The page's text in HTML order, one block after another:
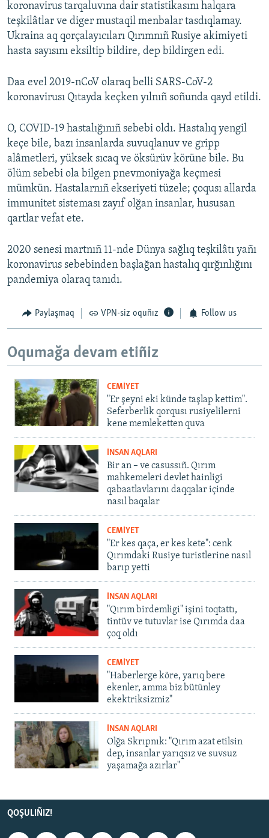
koronavirus tarqaluvına dair statistikasını halqara
teşkilâtlar ve diger mustaqil menbalar tasdıqlamay.
Ukraina aq qorçalayıcıları Qırımnıñ Rusiye akimiyeti
hasta sayısını eksiltip bildire, dep bildirgen edi.
Daa evel 2019-nCoV olaraq belli SARS-CoV-2
koronavirusı Qıtayda keçken yılnıñ soñunda qayd etildi.
O, COVID-19 hastalığınıñ sebebi oldı. Hastalıq yengil
keçe bile, bazı insanlarda suvuqlanuv ve gripp
alâmetleri, yüksek sıcaq ve öksürüv körüne bile. Bu
ölüm sebebi ola bilgen pnevmoniyağa keçmesi
mümkün. Hastalarnıñ ekseriyeti tüzele; çoqusı allarda
immunitet sisteması zayıf olğan insanlar, hususan
qartlar vefat ete.
2020 senesi martnıñ 11-nde Dünya sağlıq teşkilâtı yañı
koronavirus sebebinden başlağan hastalıq qırğınlığını
pandemiya olaraq tanıdı.
Paylaşmaq VPN-siz oquñız Follow us
Oqumağa devam etiñiz
CEMİYET
"Er şeyni eki künde taşlap kettim".
Seferberlik qorqusı rusiyelilerni
kene memleketten quva
İNSAN AQLARI
Bir an – ve casussıñ. Qırım
mahkemeleri devlet hainligi
qabaatlavlarını daqqalar içinde
nasıl baqalar
CEMİYET
"Er kes qaça, er kes kete": cenk
Qırımdaki Rusiye turistlerine nasıl
barıp yetti
İNSAN AQLARI
"Qırım birdemligi" işini toqtattı,
tintüv ve tutuvlar ise Qırımda daa
çoq oldı
CEMİYET
"Haberlerge köre, yarıq bere
ekenler, amma biz bütünley
ekektriksizmiz"
İNSAN AQLARI
Olğa Skrıpnık: "Qırım azat etilsin
dep, insanlar yarıqsız ve suvsuz
yaşamağa azırlar"
QOŞULIÑIZ!